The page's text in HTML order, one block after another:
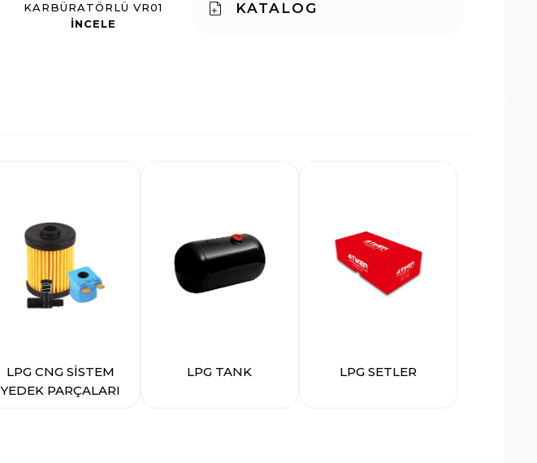
KARBÜRATÖRLÜ VR01
INCELE
KATALOG
LPG CNG SİSTEM
YEDEK PARÇALARI
LPG TANK LPG SETLER